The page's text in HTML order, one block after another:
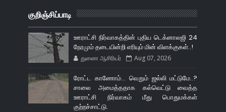
குறிஞ்சிப்பாடி
ஊராட்சி நிர்வாகத்தின் புதிய டெக்னாலஜி 24
நேரமும் தடையின்றி எரியும் மின் விளக்குகள்..!
துணை ஆசிரியர் Aug 07, 2026
ரோட்ட காணோம்... வெறும் ஜல்லி மட்டுமே..?
சாலை அமைத்ததாக கல்வெட்டு வைத்த
ஊராட்சி நிர்வாகம் மீது பொதுமக்கள்
குற்றச்சாட்டு.